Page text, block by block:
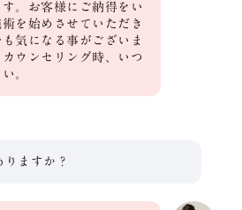
。お客様にご納得をい
を始めさせていただき
気になる事がございま
ウンセリング時、いつ
。
ますか？